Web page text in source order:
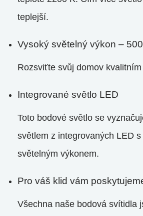
teplejší.
Vysoký světelný výkon –
Rozsviťte svůj domov
Integrované světlo LED
Toto bodové světlo se
světlem z integrovaných LED
světelným výkonem.
Pro váš klid vám
Všechna naše bodová svítidla